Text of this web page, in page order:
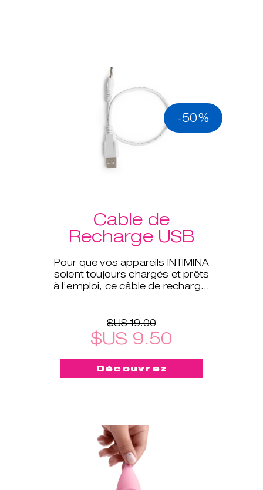
-50%
Cable de
Recharge USB
Pour que vos appareils INTIMINA
soient toujours chargés et prêts
à l’emploi, ce câble de recharge,
$US 19.00
$US 9.50
Découvrez